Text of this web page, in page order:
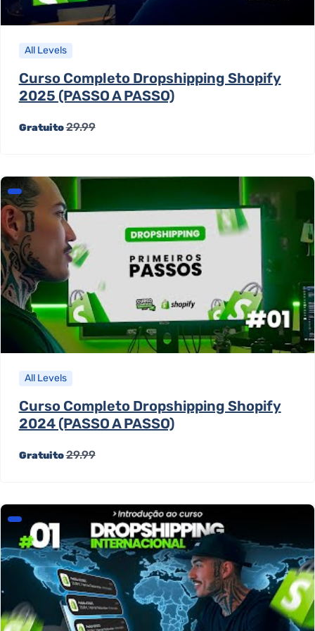
All Levels
Curso Completo Dropshipping Shopify
2025 (PASSO A PASSO)
Gratuito29.99
All Levels
Curso Completo Dropshipping Shopify
2024 (PASSO A PASSO)
Gratuito29.99